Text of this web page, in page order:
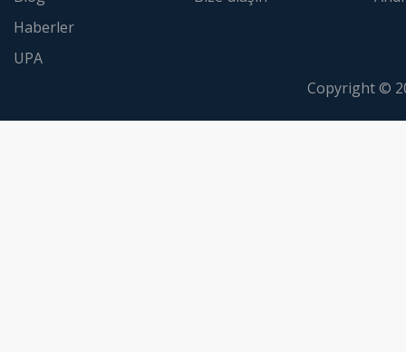
Haberler
UPA
Copyright ©